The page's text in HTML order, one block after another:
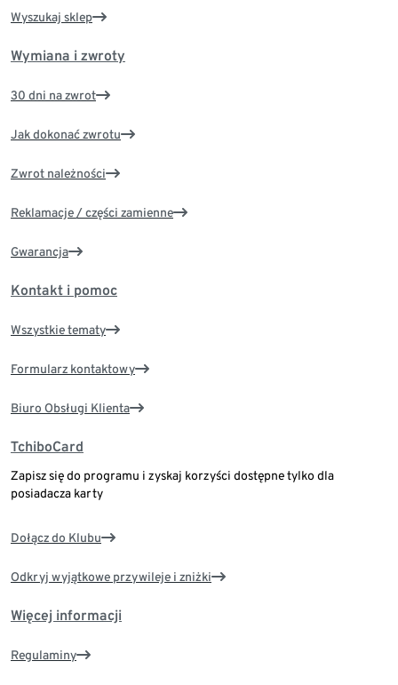
Wyszukaj sklep
Wymiana i zwroty
30 dni na zwrot
Jak dokonać zwrotu
Zwrot należności
Reklamacje / części zamienne
Gwarancja
Kontakt i pomoc
Wszystkie tematy
Formularz kontaktowy
Biuro Obsługi Klienta
TchiboCard
Zapisz się do programu i zyskaj korzyści dostępne tylko dla
posiadacza karty
Dołącz do Klubu
Odkryj wyjątkowe przywileje i zniżki
Więcej informacji
Regulaminy